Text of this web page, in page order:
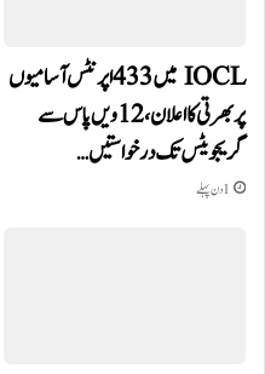
IOCL میں 433 اپرنٹس آسامیوں
پر بھرتی کا اعلان، 12ویں پاس سے
گریجویٹس تک درخواستیں…
1 دن پہلے